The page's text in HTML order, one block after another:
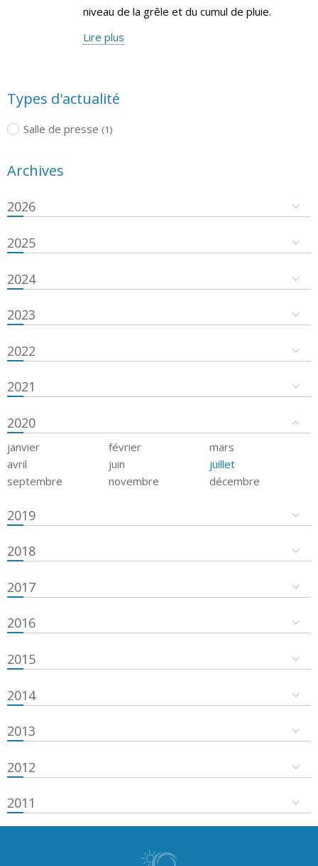
niveau de la grêle et du cumul de pluie.
Lire plus
Types d'actualité
Salle de presse (1)
Archives
2026
2025
2024
2023
2022
2021
2020
janvier février
mars
avril
juin
juillet
septembre
novembre décembre
2019
2018
2017
2016
2015
2014
2013
2012
2011